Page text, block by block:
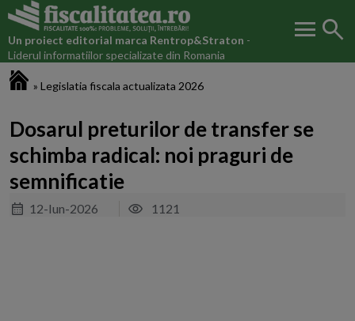
Un proiect editorial marca Rentrop&Straton -
Liderul informatiilor specializate din Romania
menu search
» Legislatia fiscala actualizata 2026
Dosarul preturilor de transfer se
schimba radical: noi praguri de
semnificatie
12-Iun-2026 1121